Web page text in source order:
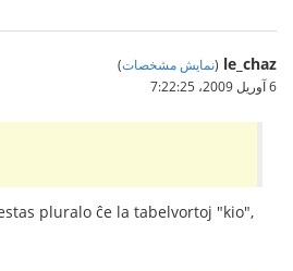
le_chaz
(نمایش مشخصات)
6 آوریل 2009،‏ 7:22:25
pluralo ĉe la tabelvortoj "kio",